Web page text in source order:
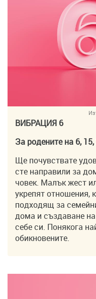
ВИБРАЦИЯ 6
За родените на 6,
Ще почувствате
сте направили за
човек. Малък жест
укрепят отношения,
подходящ за
дома и създаване
себе си. Понякога
обикновените.